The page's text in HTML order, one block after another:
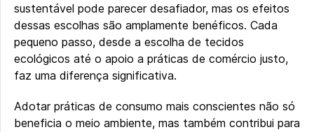
sustentável pode parecer desafiador, mas os efeitos
dessas escolhas são amplamente benéficos. Cada
pequeno passo, desde a escolha de tecidos
ecológicos até o apoio a práticas de comércio justo,
faz uma diferença significativa.
Adotar práticas de consumo mais conscientes não só
beneficia o meio ambiente, mas também contribui para